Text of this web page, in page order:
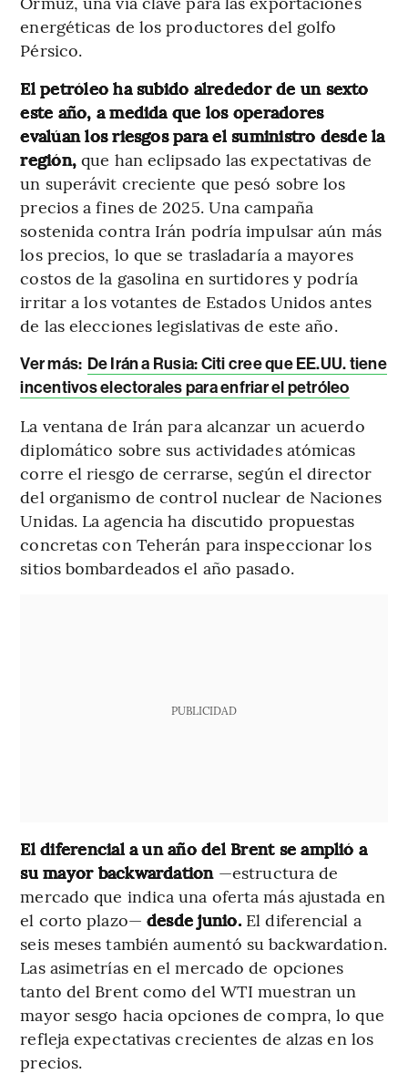
energéticas de los productores del golfo
Pérsico.
El petróleo ha subido alrededor de un sexto
este año, a medida que los operadores
evalúan los riesgos para el suministro desde la
región, que han eclipsado las expectativas de
un superávit creciente que pesó sobre los
precios a fines de 2025. Una campaña
sostenida contra Irán podría impulsar aún más
los precios, lo que se trasladaría a mayores
costos de la gasolina en surtidores y podría
irritar a los votantes de Estados Unidos antes
de las elecciones legislativas de este año.
Ver más: De Irán a Rusia: Citi cree que EE.UU. tiene
incentivos electorales para enfriar el petróleo
La ventana de Irán para alcanzar un acuerdo
diplomático sobre sus actividades atómicas
corre el riesgo de cerrarse, según el director
del organismo de control nuclear de Naciones
Unidas. La agencia ha discutido propuestas
concretas con Teherán para inspeccionar los
sitios bombardeados el año pasado.
PUBLICIDAD
El diferencial a un año del Brent se amplió a
su mayor backwardation —estructura de
mercado que indica una oferta más ajustada en
el corto plazo— desde junio. El diferencial a
seis meses también aumentó su backwardation.
Las asimetrías en el mercado de opciones
tanto del Brent como del WTI muestran un
mayor sesgo hacia opciones de compra, lo que
refleja expectativas crecientes de alzas en los
precios.